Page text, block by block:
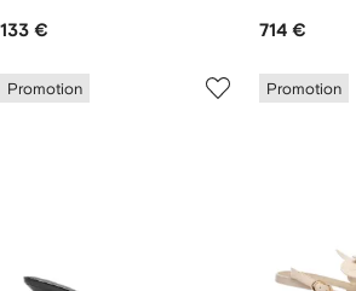
133 € 714 €
Promotion Promotion